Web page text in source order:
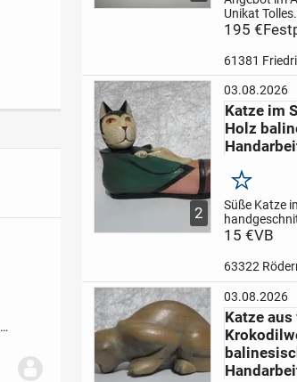
Unikat Tolles
balinesisches
im
auf
Tropenfische
cm Höhe 93
nach
Kein
Spielraum
195 €
61381
2
03.08.2026
Katze im
Holz
Merken
Süße Katze
handbemalt
Pfote ist
Transport )
Rödermark
Auftrag...
15 €VB
63322
03.08.2026
Katze